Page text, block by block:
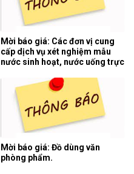
Mời báo giá: Các đơn vị cung
cấp dịch vụ xét nghiệm mẫu
nước sinh hoạt, nước uống trực
cuối năm 2026.
Mời báo giá: Đồ dùng văn
phòng phẩm.